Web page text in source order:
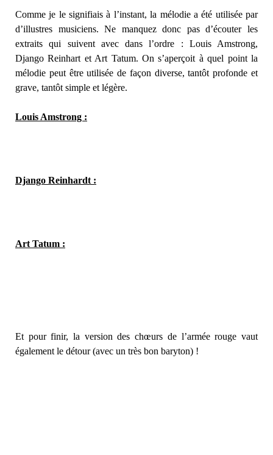
Comme je le signifiais à l’instant, la mélodie a été utilisée par
d’illustres musiciens. Ne manquez donc pas d’écouter les
extraits qui suivent avec dans l’ordre : Louis Amstrong,
Django Reinhart et Art Tatum. On s’aperçoit à quel point la
mélodie peut être utilisée de façon diverse, tantôt profonde et
grave, tantôt simple et légère.
Louis Amstrong :
Django Reinhardt :
Art Tatum :
Et pour finir, la version des chœurs de l’armée rouge vaut
également le détour (avec un très bon baryton) !